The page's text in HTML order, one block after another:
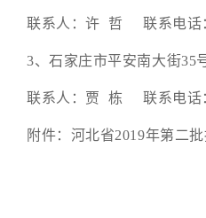
联系人：许 哲 联系电话：
3、石家庄市平安南大街35
联系人：贾 栋 联系电话：
附件：河北省2019年第二批